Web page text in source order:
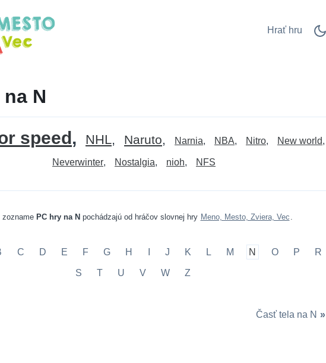
Hrať hru
N
speed NHL Naruto Narnia NBA Nitro New world
Neverwinter Nostalgia nioh NFS
zozname PC hry na N pochádzajú od hráčov slovnej hry Meno, Mesto, Zviera, Vec .
C D E F G H J K L M N O P R
S T U V W Z
Časť tela na N »